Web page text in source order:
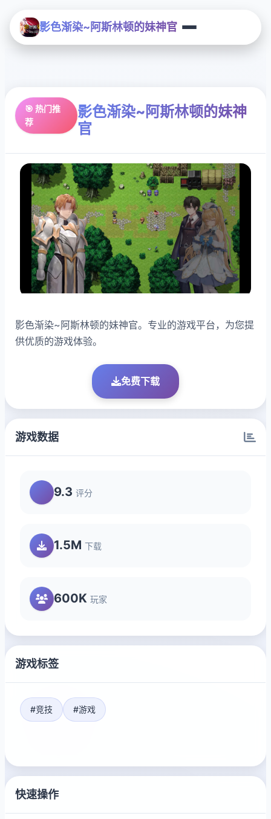
影色渐染~阿斯林顿的妹神官
🎯 热门推
荐
影色渐染~阿斯林顿的妹神
官
影色渐染~阿斯林顿的妹神官。专业的游戏平台，为您提
供优质的游戏体验。
免费下载
游戏数据
9.3 评分
1.5M 下载
600K 玩家
游戏标签
#竞技 #游戏
快速操作